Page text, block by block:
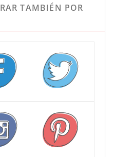
TAMBIÉN POR